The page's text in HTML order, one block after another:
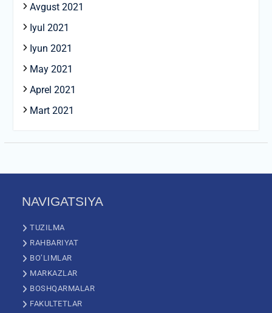
Avgust 2021
Iyul 2021
Iyun 2021
May 2021
Aprel 2021
Mart 2021
NAVIGATSIYA
TUZILMA
RAHBARIYAT
BO’LIMLAR
MARKAZLAR
BOSHQARMALAR
FAKULTETLAR